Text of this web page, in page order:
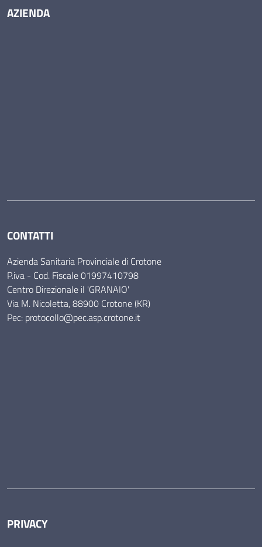
AZIENDA
CONTATTI
Azienda Sanitaria Provinciale di Crotone
P.iva - Cod. Fiscale 01997410798
Centro Direzionale il 'GRANAIO'
Via M. Nicoletta, 88900 Crotone (KR)
Pec: protocollo@pec.asp.crotone.it
PRIVACY